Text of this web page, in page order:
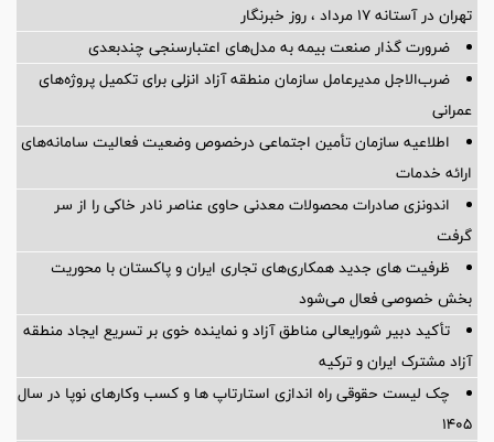
تهران در آستانه 17 مرداد ، روز خبرنگار
ضرورت گذار صنعت بیمه به مدل‌های اعتبارسنجی چندبعدی
ضرب‌الاجل مدیرعامل سازمان منطقه آزاد انزلی برای تكمیل پروژه‌های
عمرانی
اطلاعیه سازمان تأمین اجتماعی درخصوص وضعیت فعالیت سامانه‌های
ارائه خدمات
اندونزی صادرات محصولات معدنی حاوی عناصر نادر خاکی را از سر
گرفت
ظرفیت های جدید همکاری‌های تجاری ایران و پاکستان با محوریت
بخش خصوصی فعال می‌شود
تأکید دبیر شورایعالی مناطق آزاد و نماینده خوی بر تسریع ایجاد منطقه
آزاد مشترک ایران و ترکیه
چک لیست حقوقی راه اندازی استارتاپ ها و کسب وکارهای نوپا در سال
۱۴۰۵